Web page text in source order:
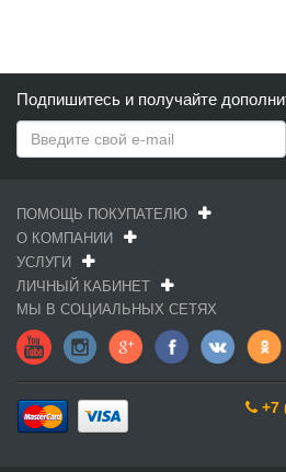
Подпишитесь и получайте
ПОМОЩЬ ПОКУПАТЕЛЮ
О КОМПАНИИ
УСЛУГИ
ЛИЧНЫЙ КАБИНЕТ
МЫ В СОЦИАЛЬНЫХ СЕТЯХ
+7